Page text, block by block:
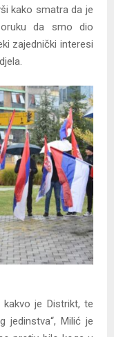
kako smatra da je
da smo dio
zajednički interesi
je Distrikt, te
jedinstva“, Milić je